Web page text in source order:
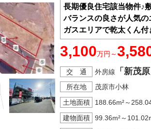
長期優良住宅該当物件♪
バランスの良さが人気
ガスエリアで乾太くん付
3,100万円～
交 通 外房線 「新茂
所在地
茂原市小林
土地面積
188.66m²～
建物面積
99.36m²～
す
マンション
エリアから探す
路線から探す